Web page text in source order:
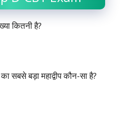
कितनी है?
सबसे बड़ा महाद्वीप कौन-सा है?